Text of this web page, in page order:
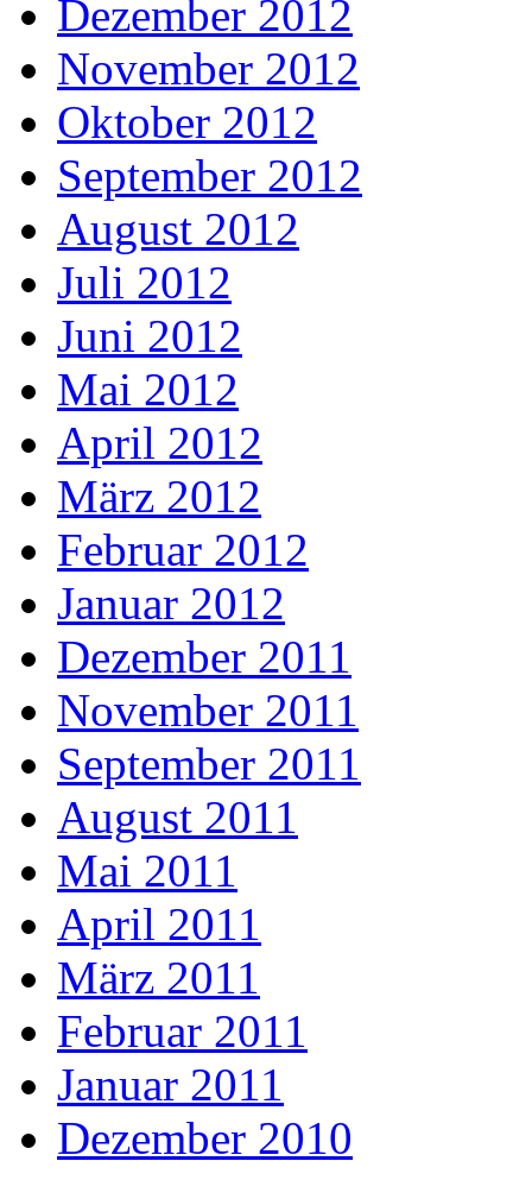
Dezember 2012
November 2012
Oktober 2012
September 2012
August 2012
Juli 2012
Juni 2012
Mai 2012
April 2012
März 2012
Februar 2012
Januar 2012
Dezember 2011
November 2011
September 2011
August 2011
Mai 2011
April 2011
März 2011
Februar 2011
Januar 2011
Dezember 2010